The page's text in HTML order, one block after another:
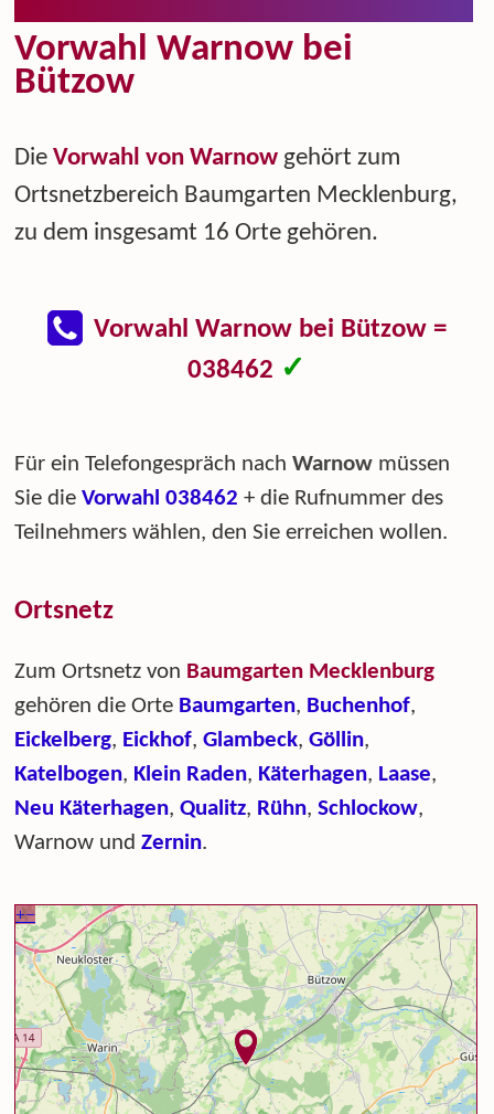
Vorwahl Warnow bei
Bützow
DieVorwahl von Warnow gehört zum
Ortsnetzbereich Baumgarten Mecklenburg,
zu dem insgesamt 16 Orte gehören.
Vorwahl Warnow bei Bützow =
038462 ✓
Für ein Telefongespräch nachWarnow müssen
Sie dieVorwahl 038462 + die Rufnummer des
Teilnehmers wählen, den Sie erreichen wollen.
Ortsnetz
Zum Ortsnetz von Baumgarten Mecklenburg
gehören die Orte Baumgarten, Buchenhof,
Eickelberg, Eickhof,Glambeck,Göllin,
Katelbogen, Klein Raden, Käterhagen, Laase,
Neu Käterhagen,Qualitz, Rühn,Schlockow,
Warnow undZernin.